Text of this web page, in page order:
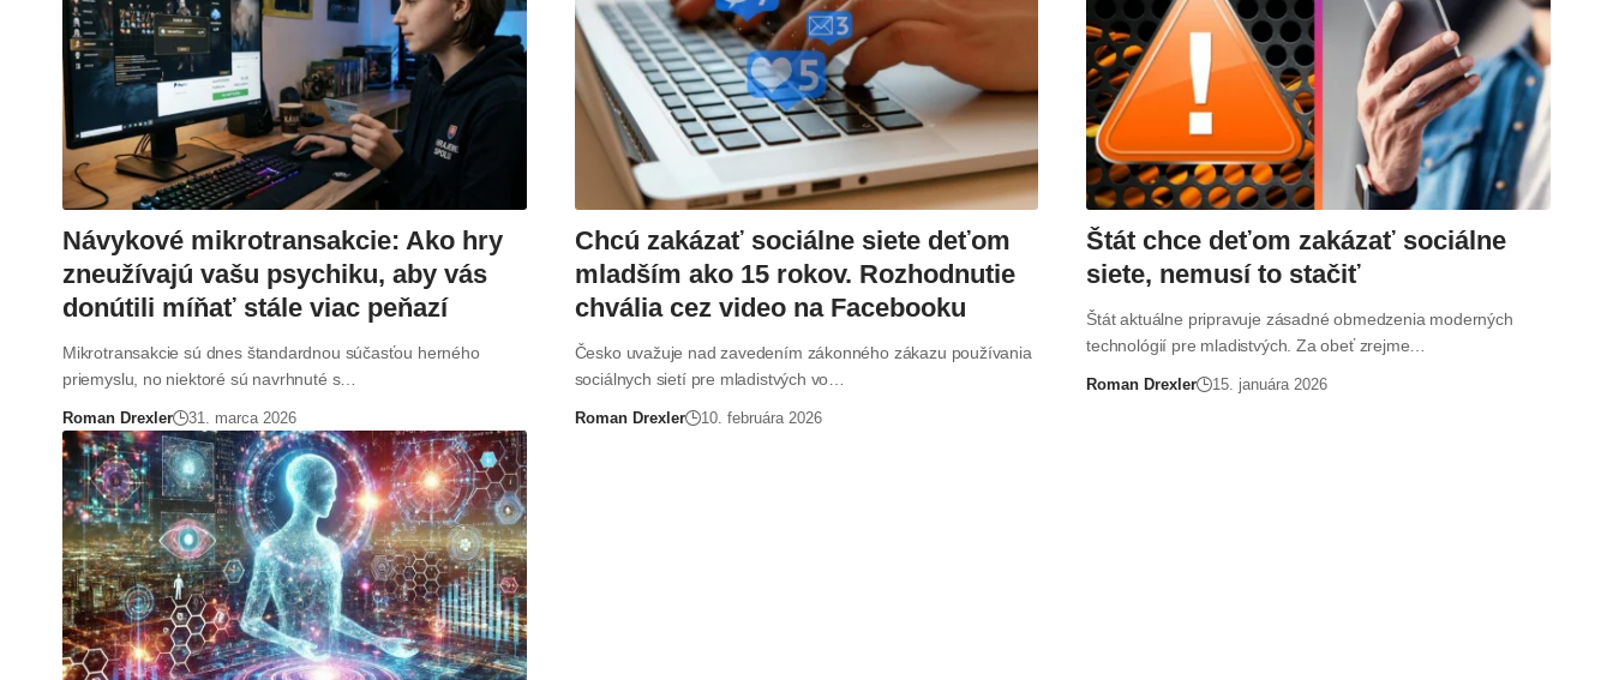
Návykové mikrotransakcie: Ako hry
zneužívajú vašu psychiku, aby vás
donútili míňať stále viac peňazí
Mikrotransakcie sú dnes štandardnou súčasťou herného
priemyslu, no niektoré sú navrhnuté s…
Roman Drexler 31. marca 2026
Chcú zakázať sociálne siete deťom
mladším ako 15 rokov. Rozhodnutie
chvália cez video na Facebooku
Česko uvažuje nad zavedením zákonného zákazu používania
sociálnych sietí pre mladistvých vo…
Roman Drexler 10. februára 2026
Štát chce deťom zakázať sociálne
siete, nemusí to stačiť
Štát aktuálne pripravuje zásadné obmedzenia moderných
technológií pre mladistvých. Za obeť zrejme…
Roman Drexler 15. januára 2026